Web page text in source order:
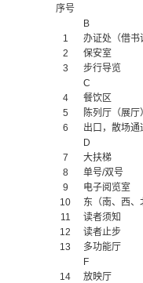
序号
B
1
办证处（借书
2
保安室
3
步行导览
C
4
餐饮区
5
陈列厅（展厅
6
出口，散场通
D
7
大扶梯
8
单号/双号
9
电子阅览室
10
东（南、西、
11
读者须知
12
读者止步
13
多功能厅
F
14
放映厅